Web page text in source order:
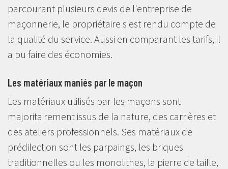
parcourant plusieurs devis de l'entreprise de
maçonnerie, le propriétaire s'est rendu compte de
la qualité du service. Aussi en comparant les tarifs, il
a pu faire des économies.
Les matériaux maniés par le maçon
Les matériaux utilisés par les maçons sont
majoritairement issus de la nature, des carrières et
des ateliers professionnels. Ses matériaux de
prédilection sont les parpaings, les briques
traditionnelles ou les monolithes, la pierre de taille,